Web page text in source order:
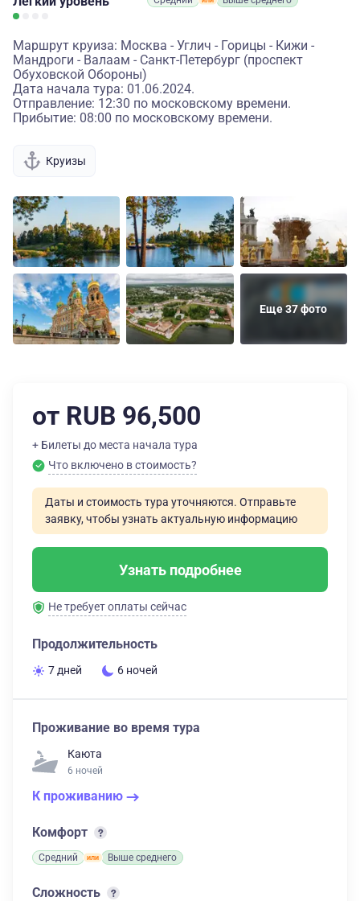
Маршрут круиза: Москва - Углич - Горицы - Кижи -
Мандроги - Валаам - Санкт-Петербург (проспект
Обуховской Обороны)
Дата начала тура: 01.06.2024.
Отправление: 12:30 по московскому времени.
Прибытие: 08:00 по московскому времени.
Круизы
Еще 37 фото
от RUB 96,500
+ Билеты до места начала тура
Что включено в стоимость?
Даты и стоимость тура уточняются. Отправьте
заявку, чтобы узнать актуальную информацию
Узнать подробнее
Не требует оплаты сейчас
Продолжительность
7 дней 6 ночей
Проживание во время тура
Каюта
6 ночей
К проживанию
Комфорт
Средний Выше среднего
Сложность